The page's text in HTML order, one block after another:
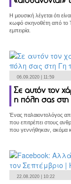
Η μουσική λέγεται ότι
κωφό σκηνοθέτη από το
εμπειρία.
06.09.2020 | 11:59
Σε αυτόν τον
η πόλη σας στη
Ένας παλαιοντολόγος
που επιτρέπει στους
που γεννήθηκαν, ακόμα
22.08.2020 | 10:22